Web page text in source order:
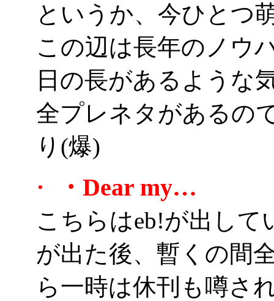
というか、今ひとつ
この辺は長年のノウ
日の長があるような
全プレネタがあるの
り(爆)
・
・Dear my…
こちらはeb!が出して
が出た後、暫くの間
ら一時は休刊も噂さ